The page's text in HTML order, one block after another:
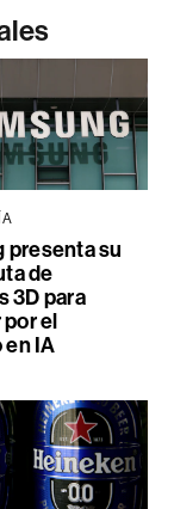
presenta su
de
3D para
el
en IA